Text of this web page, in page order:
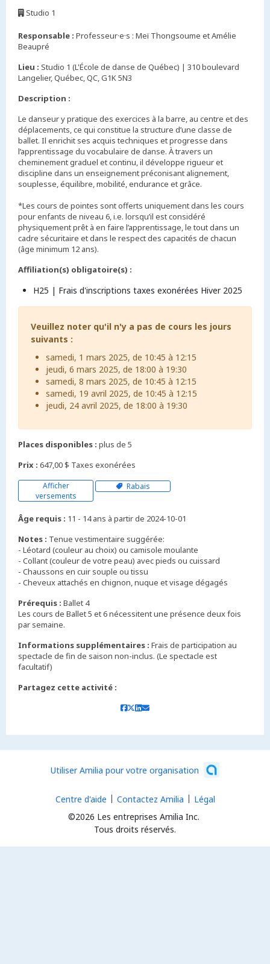
Studio 1
Responsable : Professeur·e·s : Meï Thongsoume et Amélie
Beaupré
Lieu : Studio 1 (L'École de danse de Québec) | 310 boulevard
Langelier, Québec, QC, G1K 5N3
Description :
Le danseur y pratique des exercices à la barre, au centre et des
déplacements, ce qui constitue la structure d’une classe de
ballet. Il enrichit ses acquis techniques et progresse dans
l’apprentissage du vocabulaire de danse. À travers un
cheminement graduel et continu, il développe rigueur et
discipline dans un enseignement préconisant alignement,
souplesse, équilibre, mobilité, endurance et grâce.
*Les cours de pointes sont offerts uniquement dans les cours
pour enfants de niveau 6, i.e. lorsqu’il est considéré
physiquement prêt à en faire l’apprentissage, le tout dans un
cadre sécuritaire et dans le respect des capacités de chacun
(âge minimum 12 ans).
Affiliation(s) obligatoire(s) :
H25 | Frais d'inscriptions taxes exonérées Hiver 2025
Veuillez noter qu'il n'y a pas de cours les jours
suivants :
samedi, 1 mars 2025, de 10:45 à 12:15
jeudi, 6 mars 2025, de 18:00 à 19:30
samedi, 8 mars 2025, de 10:45 à 12:15
samedi, 19 avril 2025, de 10:45 à 12:15
jeudi, 24 avril 2025, de 18:00 à 19:30
Places disponibles : plus de 5
Prix : 647,00 $ Taxes exonérées
Afficher
versements
Rabais
Âge requis : 11 - 14 ans à partir de 2024-10-01
Notes : Tenue vestimentaire suggérée:
- Léotard (couleur au choix) ou camisole moulante
- Collant (couleur de votre peau) avec pieds ou cuissard
- Chaussons en cuir souple ou tissu
Prérequis : Ballet 4
Les cours de Ballet 5 et 6 nécessitent une présence deux fois
par semaine.
Informations supplémentaires : Frais de participation au
spectacle de fin de saison non-inclus. (Le spectacle est
facultatif)
Partagez cette activité :
Utiliser Amilia pour votre organisation
©2026 Les entreprises Amilia Inc.
Tous droits réservés.
Centre d'aide Contactez Amilia Légal